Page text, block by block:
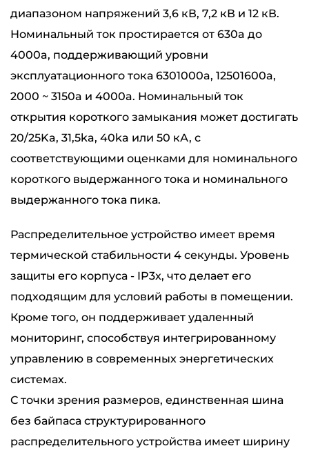
диапазоном напряжений 3,6 кВ, 7,2 кВ и 12 кВ.
Номинальный ток простирается от 630a до
4000a, поддерживающий уровни
эксплуатационного тока 6301000a, 12501600a,
2000 ~ 3150a и 4000a. Номинальный ток
открытия короткого замыкания может достигать
20/25Ka, 31,5ka, 40ka или 50 кА, с
соответствующими оценками для номинального
короткого выдержанного тока и номинального
выдержанного тока пика.
Распределительное устройство имеет время
термической стабильности 4 секунды. Уровень
защиты его корпуса - IP3x, что делает его
подходящим для условий работы в помещении.
Кроме того, он поддерживает удаленный
мониторинг, способствуя интегрированному
управлению в современных энергетических
системах.
С точки зрения размеров, единственная шина
без байпаса структурированного
распределительного устройства имеет ширину